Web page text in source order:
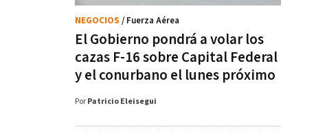
El Gobierno pondrá a volar los
cazas F-16 sobre Capital Federal
y el conurbano el lunes próximo
NEGOCIOS / Fuerza Aérea
Por Patricio Eleisegui